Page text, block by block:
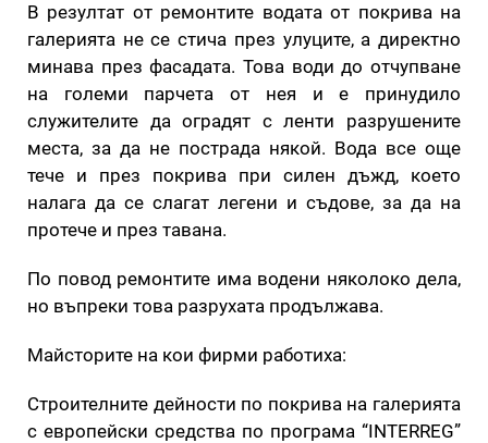
В резултат от ремонтите водата от покрива на
галерията не се стича през улуците, а директно
минава през фасадата. Това води до отчупване
на големи парчета от нея и е принудило
служителите да оградят с ленти разрушените
места, за да не пострада някой. Вода все още
тече и през покрива при силен дъжд, което
налага да се слагат легени и съдове, за да на
протече и през тавана.
По повод ремонтите има водени няколоко дела,
но въпреки това разрухата продължава.
Майсторите на кои фирми работиха:
Строителните дейности по покрива на галерията
с европейски средства по програма “INTERREG”